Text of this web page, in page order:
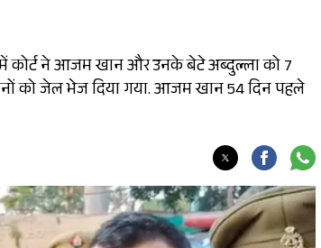
में कोर्ट ने आजम खान और उनके बेटे अब्दुल्ला को 7
को जेल भेज दिया गया. आजम खान 54 दिन पहले